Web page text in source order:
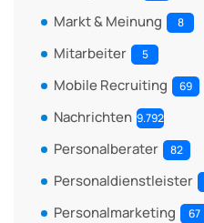
Markt & Meinung 8
Mitarbeiter 5
Mobile Recruiting 69
Nachrichten 9.792
Personalberater 82
Personaldienstleister
Personalmarketing 67